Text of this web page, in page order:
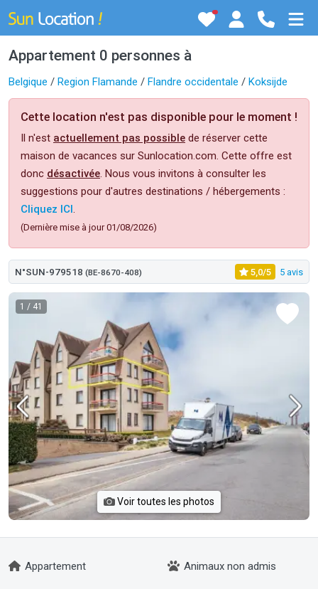
Appartement 0 personnes à
Belgique / Region Flamande / Flandre occidentale / Koksijde
Cette location n'est pas disponible pour le moment !
Il n'est actuellement pas possible de réserver cette
maison de vacances sur Sunlocation.com. Cette offre est
donc désactivée. Nous vous invitons à consulter les
suggestions pour d'autres destinations / hébergements :
Cliquez ICI.
(Dernière mise à jour 01/08/2026)
N°SUN-979518 (BE-8670-408) 5,0/5 5 avis
1 / 41
Voir toutes les photos
Appartement Animaux non admis